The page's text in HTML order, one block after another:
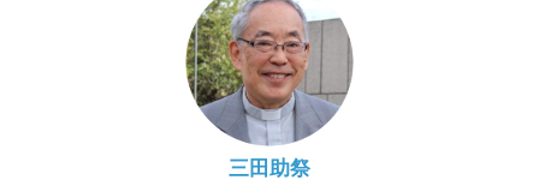
三田助祭